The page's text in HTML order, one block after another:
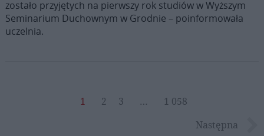
zostało przyjętych na pierwszy rok studiów w Wyższym
Seminarium Duchownym w Grodnie – poinformowała
uczelnia.
1 2 3 …
1 058
Następna